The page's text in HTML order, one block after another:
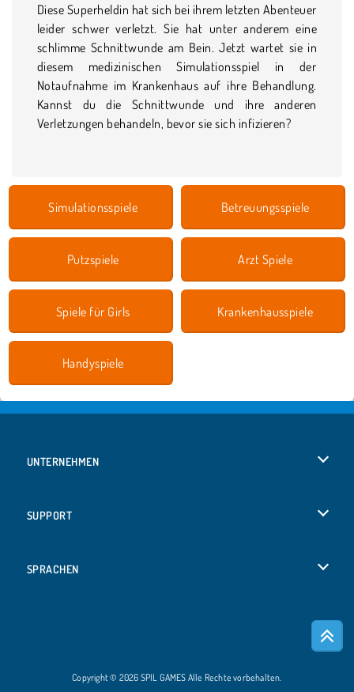
Diese Superheldin hat sich bei ihrem letzten Abenteuer
leider schwer verletzt. Sie hat unter anderem eine
schlimme Schnittwunde am Bein. Jetzt wartet sie in
diesem medizinischen Simulationsspiel in der
Notaufnahme im Krankenhaus auf ihre Behandlung.
Kannst du die Schnittwunde und ihre anderen
Verletzungen behandeln, bevor sie sich infizieren?
Simulationsspiele Betreuungsspiele
Putzspiele Arzt Spiele
Spiele für Girls Krankenhausspiele
Handyspiele
UNTERNEHMEN
SUPPORT
SPRACHEN
Copyright © 2026 SPIL GAMES Alle Rechte vorbehalten.